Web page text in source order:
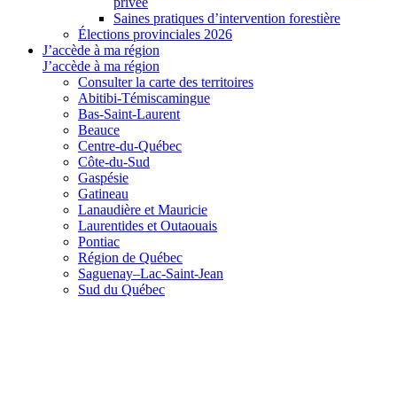
Saines pratiques d’intervention forestière
Élections provinciales 2026
J’accède à ma région
J’accède à ma région
Consulter la carte des territoires
Abitibi-Témiscamingue
Bas-Saint-Laurent
Beauce
Centre-du-Québec
Côte-du-Sud
Gaspésie
Gatineau
Lanaudière et Mauricie
Laurentides et Outaouais
Pontiac
Région de Québec
Saguenay–Lac-Saint-Jean
Sud du Québec